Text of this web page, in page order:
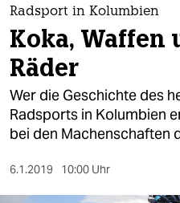
themen
politik
öko
gesellschaft
sport
Radsport in Kolumbien
Koka, Waffen
Räder
Wer die Geschichte des
Radsports in Kolumbien
bei den Machenschaften
6.1.2019 10:00 Uhr